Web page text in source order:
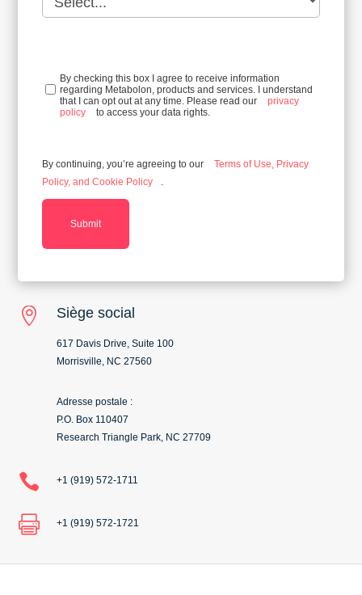
By checking this box I agree to receive information
regarding Metabolon, products and services. I understand
that I can opt out at any time. Please read our
privacy
policy
to access your data rights.
By continuing, you’re agreeing to our
Terms of Use, Privacy
Policy, and Cookie Policy
.
Submit
 Siège social
617 Davis Drive, Suite 100
Morrisville, NC 27560
Adresse postale :
P.O. Box 110407
Research Triangle Park, NC 27709
 +1 (919) 572-1711
 +1 (919) 572-1721